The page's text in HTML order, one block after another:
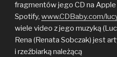
fragmentów jego CD na Apple
Spotify, www.CDBaby.com/
wiele video z jego muzyką
Rena (Renata Sobczak) jest
i rzeźbiarką należącą